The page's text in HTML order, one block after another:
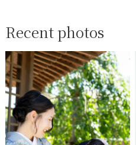
Recent photos